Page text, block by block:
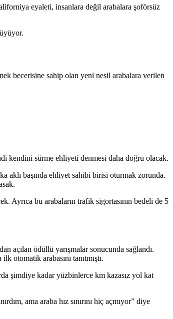
eyaleti, insanlara değil arabalara şoförsüz
becerisine sahip olan yeni nesil arabalara verilen
kendini sürme ehliyeti denmesi daha doğru olacak.
aklı başında ehliyet sahibi birisi oturmak zorunda.
Ayrıca bu arabaların trafik sigortasının bedeli de 5
açılan ödüllü yarışmalar sonucunda sağlandı.
otomatik arabasını tanıtmıştı.
şimdiye kadar yüzbinlerce km kazasız yol kat
ama araba hız sınırını hiç açmıyor” diye